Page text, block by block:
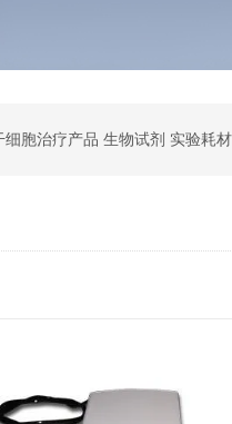
细胞治疗产品 生物试剂 实验耗